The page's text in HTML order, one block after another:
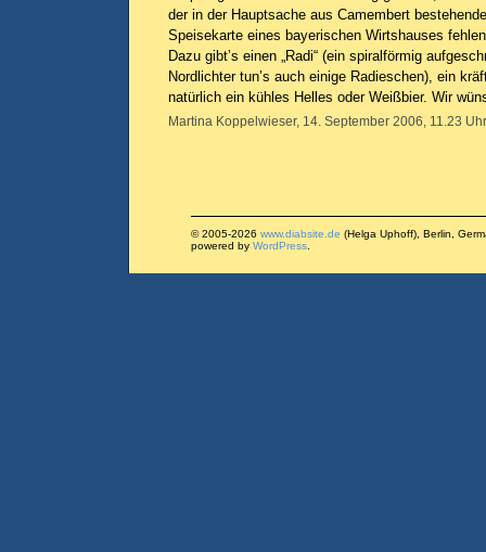
der in der Hauptsache aus Camembert
Speisekarte eines bayerischen Wirtshauses
Dazu gibt’s einen „Radi“ (ein spiralförmig
Nordlichter tun’s auch einige Radieschen), ein
natürlich ein kühles Helles oder Weißbier. Wir
Martina Koppelwieser, 14. September 2006, 11.23
© 2005-2026 www.diabsite.de (Helga Uphoff), Berlin,
powered by WordPress.